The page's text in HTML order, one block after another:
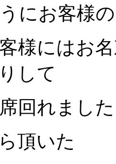
にお客様
様にはお
して
回れました
頂いた